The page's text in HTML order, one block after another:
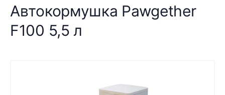
Автокормушка Pawgether
F100 5,5 л